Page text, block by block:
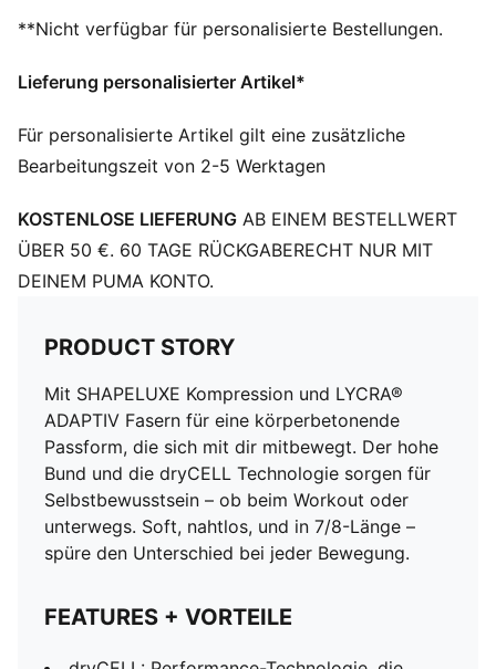
DETAILS
Hauptmaterial: Interlock
Bundhöhe: Hoch
Taschen: Innentasche
**Nicht verfügbar für personalisierte Bestellungen.
Lieferung personalisierter Artikel*
Für personalisierte Artikel gilt eine zusätzliche
Bearbeitungszeit von 2-5 Werktagen
KOSTENLOSE LIEFERUNG AB EINEM BESTELLWERT
ÜBER 50 €. 60 TAGE RÜCKGABERECHT NUR MIT
DEINEM PUMA KONTO.
PRODUCT STORY
Mit SHAPELUXE Kompression und LYCRA®
ADAPTIV Fasern für eine körperbetonende
Passform, die sich mit dir mitbewegt. Der hohe
Bund und die dryCELL Technologie sorgen für
Selbstbewusstsein – ob beim Workout oder
unterwegs. Soft, nahtlos, und in 7/8-Länge –
spüre den Unterschied bei jeder Bewegung.
FEATURES + VORTEILE